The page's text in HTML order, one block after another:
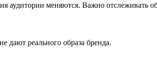
меняются. Важно отслеживать
реального образа бренда.